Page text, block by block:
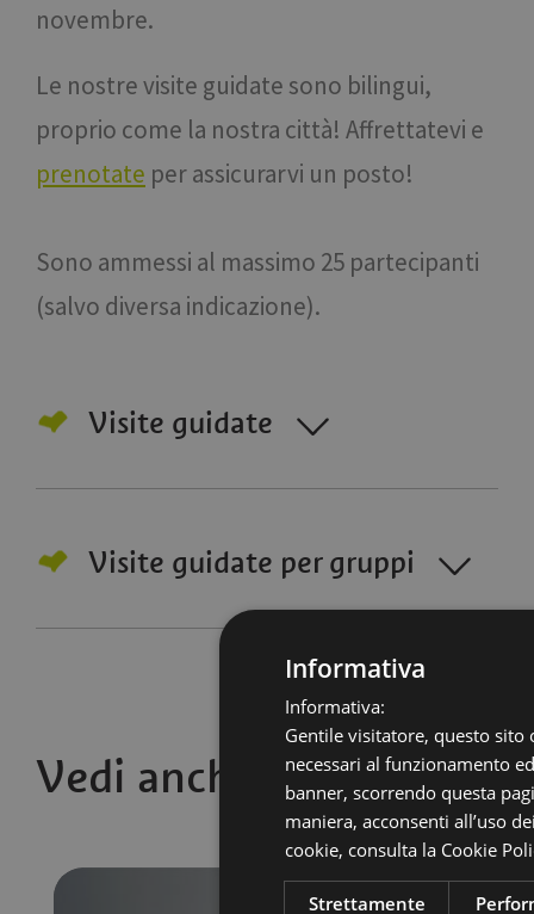
novembre.
Le nostre visite guidate sono bilingui,
proprio come la nostra città! Affrettatevi e
prenotate per assicurarvi un posto!
Sono ammessi al massimo 25 partecipanti
(salvo diversa indicazione).
Visite guidate
Visite guidate per gruppi
Vedi anche
Informativa
Informativa:
Gentile visitatore, questo
necessari al funzionamento
banner, scorrendo questa
maniera, acconsenti all’uso
cookie, consulta la Cookie
Strettamente